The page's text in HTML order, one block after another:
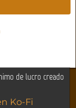
de lucro creado
Ko-Fi